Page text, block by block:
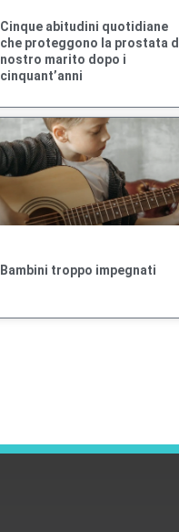
Cinque abitudini quotidiane
che proteggono la prostata
nostro marito dopo i
cinquant’anni
Bambini troppo impegnati